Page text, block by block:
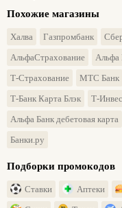
Похожие магазины
Халва Газпромбанк
АльфаСтрахование
Альфа
Т-Страхование
МТС Банк
Т-Банк Карта Блэк
Т-
Альфа Банк дебетовая карта
Банки.ру
Подборки промокодов
Ставки Аптеки